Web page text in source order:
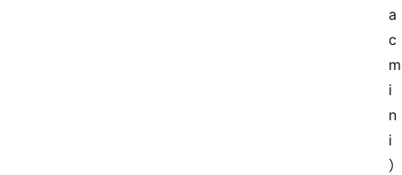
a
c
m
i
n
i
）